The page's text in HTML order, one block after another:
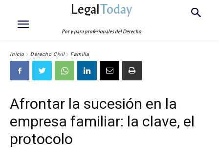
LegalToday
Por y para profesionales del Derecho
Inicio Derecho Civil Familia
Afrontar la sucesión en la
empresa familiar: la clave, el
protocolo